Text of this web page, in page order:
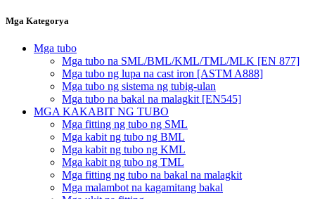
Mga Kategorya
Mga tubo
Mga tubo na SML/BML/KML/TML/MLK [EN 877]
Mga tubo ng lupa na cast iron [ASTM A888]
Mga tubo ng sistema ng tubig-ulan
Mga tubo na bakal na malagkit [EN545]
MGA KAKABIT NG TUBO
Mga fitting ng tubo ng SML
Mga kabit ng tubo ng BML
Mga kabit ng tubo ng KML
Mga kabit ng tubo ng TML
Mga fitting ng tubo na bakal na malagkit
Mga malambot na kagamitang bakal